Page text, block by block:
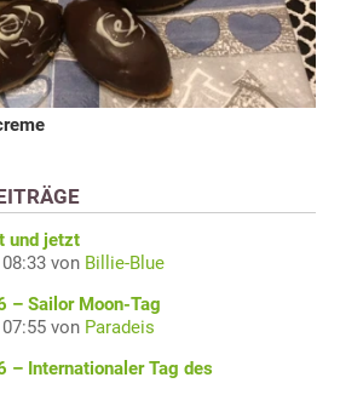
und jetzt
von Billie-Blue
– Sailor Moon-Tag
von Paradeis
– Internationaler Tag des